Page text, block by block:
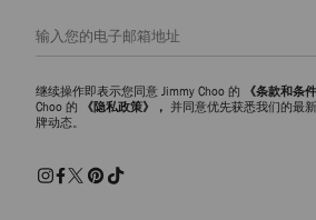
继续操作即表示您同意 Jimmy Choo 的 《条款和条件
Choo 的
《隐私政策》， 并同意优先获悉我们的最
牌动态。